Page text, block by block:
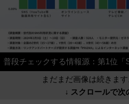
普段チェックする情報源：第1位「
まだまだ画像は続きます
↓ スクロールで次